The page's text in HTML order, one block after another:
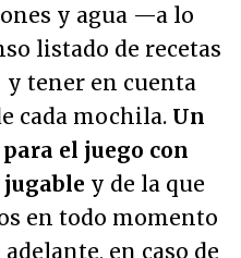
y agua —a lo
listado de recetas
tener en cuenta
cada mochila. Un
el juego con
y de la que
en todo momento
en caso de